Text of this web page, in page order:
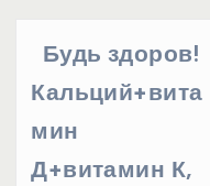
Будь здоров!
Кальций+вита
мин
Д+витамин К,